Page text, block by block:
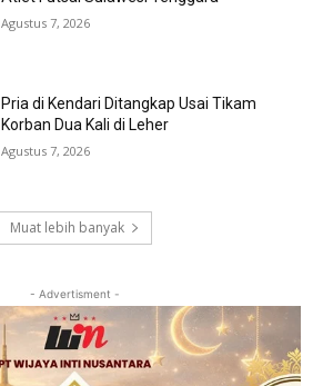
Agustus 7, 2026
Pria di Kendari Ditangkap Usai Tikam
Korban Dua Kali di Leher
Agustus 7, 2026
Muat lebih banyak
- Advertisment -